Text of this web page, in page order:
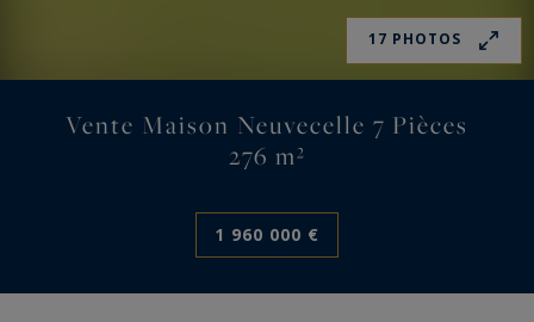
17 PHOTOS
Vente Maison Neuvecelle 7 Pièces
276 m²
1 960 000 €